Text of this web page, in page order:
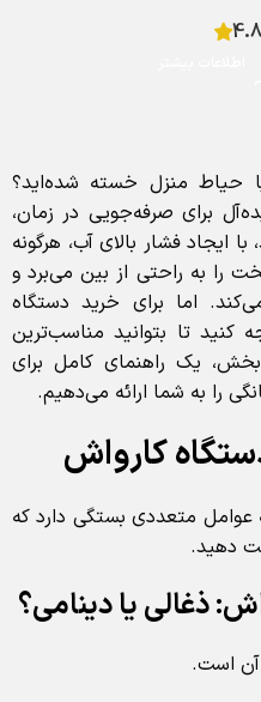
4.8
حیاط منزل خسته شده‌اید؟
برای صرفه‌جویی در زمان،
ایجاد فشار بالای آب، هرگونه
را به راحتی از بین می‌برد و
اما برای خرید دستگاه
کنید تا بتوانید مناسب‌ترین
یک راهنمای کامل برای
را به شما ارائه می‌دهیم.
کارواش
عوامل متعددی بستگی دارد که
دهید.
ذغالی یا دینامی؟
آن است.